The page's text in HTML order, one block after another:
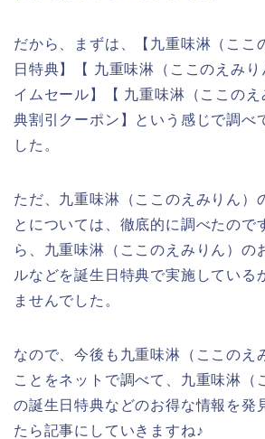
だから、まずは、【九重味淋（ここ
日特典】【 九重味淋（ここのえみり
イムセール】【 九重味淋（ここの
典割引クーポン】という感じで調べ
した。
ただ、九重味淋（ここのえみりん）
とについては、徹底的に調べたので
ら、九重味淋（ここのえみりん）の
ルなどを誕生日特典で実施している
ませんでした。
なので、今後も九重味淋（ここのえ
ことをネットで調べて、九重味淋（
の誕生日特典などのお得な情報を発
たら記事にしていきますね♪